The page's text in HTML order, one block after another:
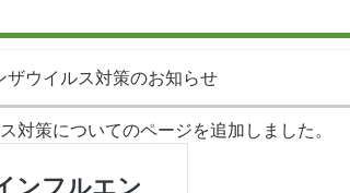
ザウイルス対策のお知らせ
対策についてのページを追加しました。